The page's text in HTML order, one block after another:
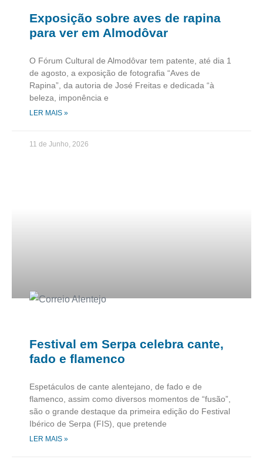
Exposição sobre aves de rapina
para ver em Almodôvar
O Fórum Cultural de Almodôvar tem patente, até dia 1
de agosto, a exposição de fotografia “Aves de
Rapina”, da autoria de José Freitas e dedicada “à
beleza, imponência e
LER MAIS »
11 de Junho, 2026
Festival em Serpa celebra cante,
fado e flamenco
Espetáculos de cante alentejano, de fado e de
flamenco, assim como diversos momentos de “fusão”,
são o grande destaque da primeira edição do Festival
Ibérico de Serpa (FIS), que pretende
LER MAIS »